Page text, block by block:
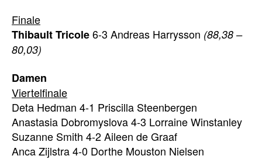
Finale
Thibault Tricole6-3 Andreas Harrysson (88,38 –
80,03)
Damen
Viertelfinale
Deta Hedman 4-1 Priscilla Steenbergen
Anastasia Dobromyslova 4-3 Lorraine Winstanley
Suzanne Smith 4-2 Aileen de Graaf
Anca Zijlstra 4-0 Dorthe Mouston Nielsen